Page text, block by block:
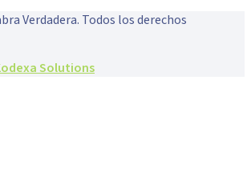
Verdadera. Todos los derechos
Solutions